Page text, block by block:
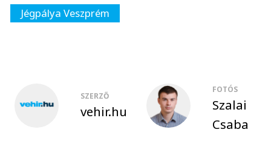
Jégpálya Veszprém
SZERZŐ
vehir.hu
FOTÓS
Szalai
Csaba